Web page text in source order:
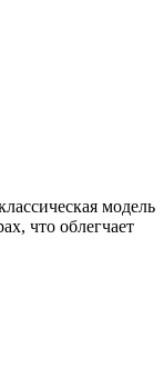
модель
что облегчает